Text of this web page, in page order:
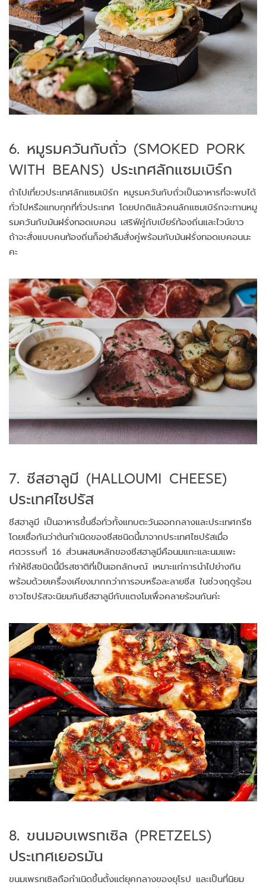
6. หมูรมควันกับถั่ว (SMOKED PORK
WITH BEANS) ประเทศลักแซมเบิร์ก
ถ้าไปเที่ยวประเทศลักแซมเบิร์ก หมูรมควันกับถั่วเป็นอาหารที่จะพบได้
ทั่วไปหรือแทบทุกที่ทั่วประเทศ โดยปกติแล้วคนลักแซมเบิร์กจะทานหมู
รมควันกับมันฝรั่งทอดเบคอน เสริฟ์คู่กับเบียร์ท้องถิ่นและไวน์ขาว
ถ้าจะสั่งแบบคนท้องถิ่นก็อย่าลืมสั่งคู่พร้อมกับมันฝรั่งทอดเบคอนนะ
คะ
7. ชีสฮาลูมี (HALLOUMI CHEESE)
ประเทศไซปรัส
ชีสฮาลูมี เป็นอาหารขึ้นชื่อทั่วทั้งแทบตะวันออกกลางและประเทศกรีซ
โดยเชื่อกันว่าต้นกำเนิดของชีสชนิดนี้มาจากประเทศไซปรัสเมื่อ
ศตวรรษที่ 16 ส่วนผสมหลักของชีสฮาลูมีคือนมแกะและนมแพะ
ทำให้ชีสชนิดนี้มีรสชาติที่เป็นเอกลักษณ์ เหมาะแก่การนำไปย่างกิน
พร้อมด้วยเครื่องเคียงมากกว่าการอบหรือละลายชีส ในช่วงฤดูร้อน
ชาวไซปรัสจะนิยมกินชีสฮาลูมีกับแตงโมเพื่อคลายร้อนกันค่ะ
8. ขนมอบเพรทเซิล (PRETZELS)
ประเทศเยอรมัน
ขนมเพรทเซิลถือกำเนิดขึ้นตั้งแต่ยุคกลางของยุโรป และเป็นที่นิยม